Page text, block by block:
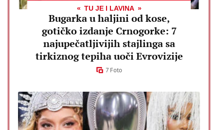
TU JE I LAVINA
Bugarka u haljini od kose,
gotičko izdanje Crnogorke: 7
najupečatljivijih stajlinga sa
tirkiznog tepiha uoči Evrovizije
7 Foto